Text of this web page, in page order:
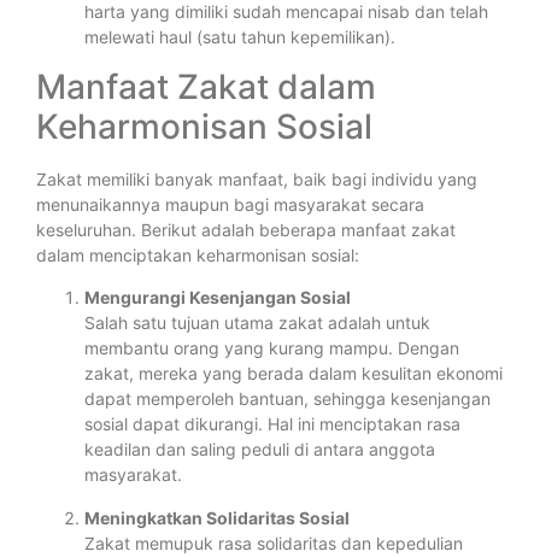
harta yang dimiliki sudah mencapai nisab dan telah
melewati haul (satu tahun kepemilikan).
Manfaat Zakat dalam
Keharmonisan Sosial
Zakat memiliki banyak manfaat, baik bagi individu yang
menunaikannya maupun bagi masyarakat secara
keseluruhan. Berikut adalah beberapa manfaat zakat
dalam menciptakan keharmonisan sosial:
Mengurangi Kesenjangan Sosial
Salah satu tujuan utama zakat adalah untuk
membantu orang yang kurang mampu. Dengan
zakat, mereka yang berada dalam kesulitan ekonomi
dapat memperoleh bantuan, sehingga kesenjangan
sosial dapat dikurangi. Hal ini menciptakan rasa
keadilan dan saling peduli di antara anggota
masyarakat.
Meningkatkan Solidaritas Sosial
Zakat memupuk rasa solidaritas dan kepedulian